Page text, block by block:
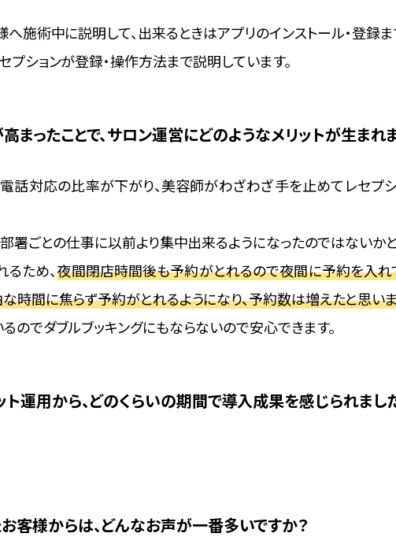
へ施術中に説明して、出来るときはアプリのインストール・登録ま
プションが登録・操作方法まで説明しています。
まったことで、サロン運営にどのようなメリットが生まれ
話対応の比率が下がり、美容師がわざわざ手を止めてレセプ
部署ごとの仕事に以前より集中出来るようになったのではないか
ため、夜間閉店時間後も予約がとれるので夜間に予約を入れ
時間に焦らず予約がとれるようになり、予約数は増えたと思いま
のでダブルブッキングにもならないので安心できます。
ト運用から、どのくらいの期間で導入成果を感じられまし
客様からは、どんなお声が一番多いですか？